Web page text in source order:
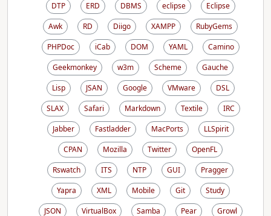
DTP
ERD DBMS eclipse
Eclipse
Awk
RD Diigo XAMPP
RubyGems
PHPDoc
iCab DOM YAML
Camino
Geekmonkey
w3m Scheme
Gauche
Lisp
JSAN Google VMware
DSL
SLAX
Safari Markdown Textile
IRC
Jabber
Fastladder MacPorts
LLSpirit
CPAN
Mozilla Twitter
OpenFL
Rswatch
ITS NTP GUI
Pragger
Yapra
XML Mobile Git
Study
JSON
VirtualBox Samba Pear
Growl